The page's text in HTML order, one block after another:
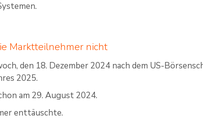
Marktteilnehmer nicht
den 18. Dezember 2024 nach dem US-
2025.
am 29. August 2024.
enttäuschte.